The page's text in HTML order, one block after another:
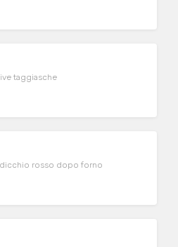
taggiasche
rosso dopo forno